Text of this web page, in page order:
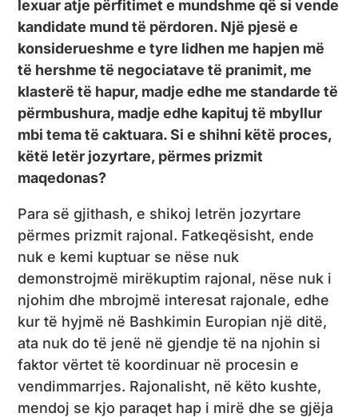
lexuar atje përfitimet e mundshme që si vende
kandidate mund të përdoren. Një pjesë e
konsiderueshme e tyre lidhen me hapjen më
të hershme të negociatave të pranimit, me
klasterë të hapur, madje edhe me standarde të
përmbushura, madje edhe kapituj të mbyllur
mbi tema të caktuara. Si e shihni këtë proces,
këtë letër jozyrtare, përmes prizmit
maqedonas?
Para së gjithash, e shikoj letrën jozyrtare
përmes prizmit rajonal. Fatkeqësisht, ende
nuk e kemi kuptuar se nëse nuk
demonstrojmë mirëkuptim rajonal, nëse nuk i
njohim dhe mbrojmë interesat rajonale, edhe
kur të hyjmë në Bashkimin Europian një ditë,
ata nuk do të jenë në gjendje të na njohin si
faktor vërtet të koordinuar në procesin e
vendimmarrjes. Rajonalisht, në këto kushte,
mendoj se kjo paraqet hap i mirë dhe se gjëja